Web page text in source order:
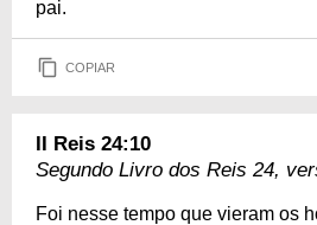
pai.
COPIAR
II Reis 24:10
Segundo Livro dos Reis 24,
Foi nesse tempo que vieram os